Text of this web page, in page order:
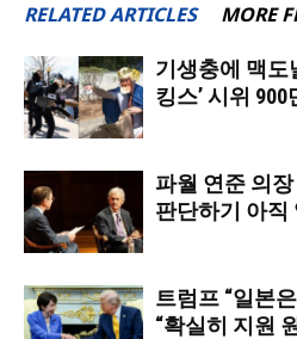
RELATED ARTICLES MORE
기생충에 맥도
킹스’ 시위
파월 연준 의
판단하기 아직
트럼프 “일본
“확실히 지원